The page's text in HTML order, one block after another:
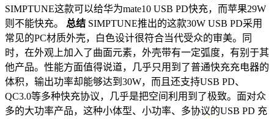
SIMPTUNE这款可以给华为mate10 USB PD快充，而苹果29W
则不能快充。 总结 SIMPTUNE推出的这款30W USB PD采用
常见的PC材质外壳，白色设计很符合当代受众的审美。同
时，在外观上加入了曲面元素，外壳带有一定弧度，有别于其
他产品。性能方面值得说道，几乎只用到了普通快充充电器的
体积，输出功率却能够达到30W，而且还支持USB PD、
QC3.0等多种快充协议，几乎是把空间利用到了极致。面对众
多的大功率产品，这种小体型、小功率、多协议的USB PD 充